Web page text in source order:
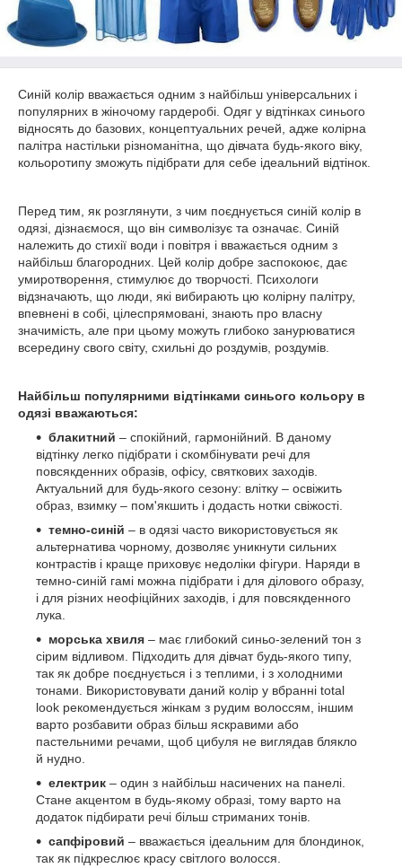
Синій колір вважається одним з найбільш універсальних і
популярних в жіночому гардеробі. Одяг у відтінках синього
відносять до базових, концептуальних речей, адже колірна
палітра настільки різноманітна, що дівчата будь-якого віку,
кольоротипу зможуть підібрати для себе ідеальний відтінок.
Перед тим, як розглянути, з чим поєднується синій колір в
одязі, дізнаємося, що він символізує та означає. Синій
належить до стихії води і повітря і вважається одним з
найбільш благородних. Цей колір добре заспокоює, дає
умиротворення, стимулює до творчості. Психологи
відзначають, що люди, які вибирають цю колірну палітру,
впевнені в собі, цілеспрямовані, знають про власну
значимість, але при цьому можуть глибоко занурюватися
всередину свого світу, схильні до роздумів, роздумів.
Найбільш популярними відтінками синього кольору в
одязі вважаються:
блакитний – спокійний, гармонійний. В даному
відтінку легко підібрати і скомбінувати речі для
повсякденних образів, офісу, святкових заходів.
Актуальний для будь-якого сезону: влітку – освіжить
образ, взимку – пом'якшить і додасть нотки свіжості.
темно-синій – в одязі часто використовується як
альтернатива чорному, дозволяє уникнути сильних
контрастів і краще приховує недоліки фігури. Наряди в
темно-синій гамі можна підібрати і для ділового образу,
і для різних неофіційних заходів, і для повсякденного
лука.
морська хвиля – має глибокий синьо-зелений тон з
сірим відливом. Підходить для дівчат будь-якого типу,
так як добре поєднується і з теплими, і з холодними
тонами. Використовувати даний колір у вбранні total
look рекомендується жінкам з рудим волоссям, іншим
варто розбавити образ більш яскравими або
пастельними речами, щоб цибуля не виглядав блякло
й нудно.
електрик – один з найбільш насичених на панелі.
Стане акцентом в будь-якому образі, тому варто на
додаток підбирати речі більш стриманих тонів.
сапфіровий – вважається ідеальним для блондинок,
так як підкреслює красу світлого волосся.